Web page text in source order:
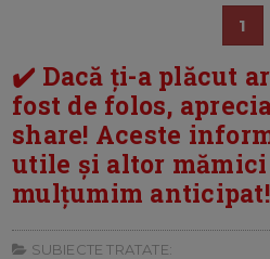
1
✔️ Dacă ți-a plăcut
fost de folos,
share! Aceste
utile și altor
mulțumim
SUBIECTE TRATATE: